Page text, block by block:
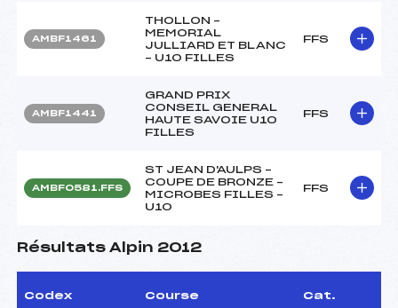
AMBF1461
THOLLON –
MEMORIAL
JULLIARD ET BLANC
– U10 FILLES
FFS
AMBF1441
GRAND PRIX
CONSEIL GENERAL
HAUTE SAVOIE U10
FILLES
FFS
AMBF0581.FFS
ST JEAN D'AULPS –
COUPE DE BRONZE –
MICROBES FILLES –
U10
FFS
Résultats Alpin 2012
Codex Course Cat.